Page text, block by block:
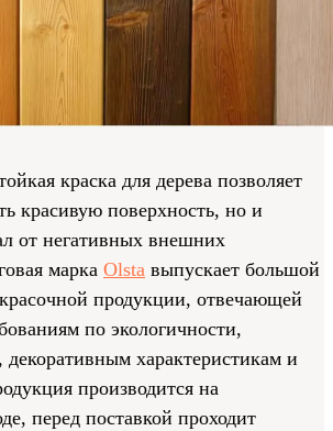
краска для дерева позволяет
красивую поверхность, но и
от негативных внешних
марка Olsta выпускает большой
продукции, отвечающей
по экологичности,
декоративным характеристикам и
производится на
перед поставкой проходит